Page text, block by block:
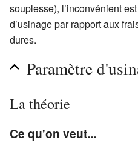
souplesse), l’inconvénient
d’usinage par rapport aux
dures.
Paramètre
La théorie
Ce qu'on veut...